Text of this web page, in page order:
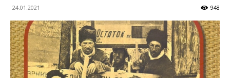
24.01.2021 948